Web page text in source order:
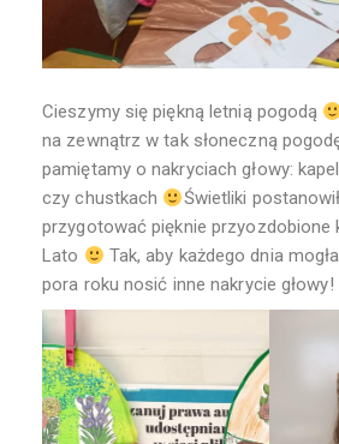
Cieszymy się piękną letnią pogodą
na zewnątrz w tak słoneczną
pamiętamy o nakryciach głowy:
czy chustkach
Świetliki
przygotować pięknie przyozdobione
Lato
Tak, aby każdego dnia
pora roku nosić inne nakrycie głowy!